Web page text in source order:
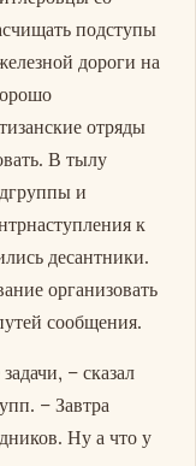
подступы
дороги на
отряды
В тылу
и
к
десантники.
организовать
сообщения.
– сказал
– Завтра
Ну а что у